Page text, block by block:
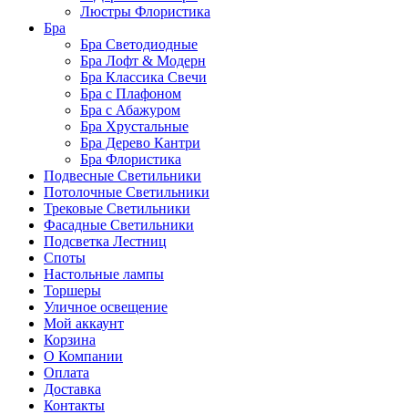
Люстры Флористика
Бра
Бра Светодиодные
Бра Лофт & Модерн
Бра Классика Свечи
Бра с Плафоном
Бра с Абажуром
Бра Хрустальные
Бра Дерево Кантри
Бра Флористика
Подвесные Светильники
Потолочные Светильники
Трековые Светильники
Фасадные Светильники
Подсветка Лестниц
Споты
Настольные лампы
Торшеры
Уличное освещение
Мой аккаунт
Корзина
О Компании
Оплата
Доставка
Контакты